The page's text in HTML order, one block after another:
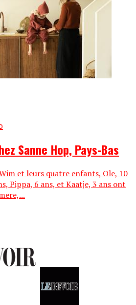
Sanne Hop, Pays-Bas
et leurs quatre enfants, Ole, 10
Pippa, 6 ans, et Kaatje, 3 ans ont